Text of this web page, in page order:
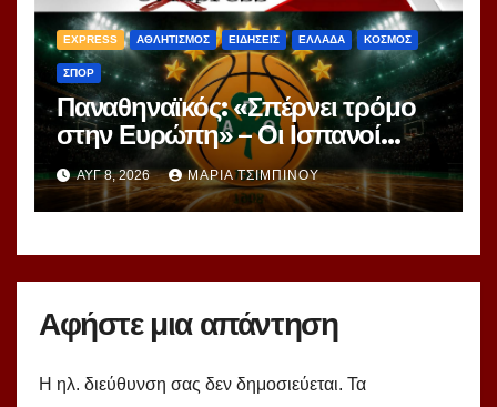
EXPRESS ΑΘΛΗΤΙΣΜΟΣ ΕΙΔΗΣΕΙΣ ΕΛΛΑΔΑ ΚΟΣΜΟΣ
ΣΠΟΡ
Παναθηναϊκός: «Σπέρνει τρόμο
στην Ευρώπη» – Οι Ισπανοί
βλέπουν μια πράσινη
υπερομάδα!
ΑΥΓ 8, 2026 ΜΑΡΊΑ ΤΣΙΜΠΙΝΟΎ
Αφήστε μια απάντηση
Η ηλ. διεύθυνση σας δεν δημοσιεύεται. Τα